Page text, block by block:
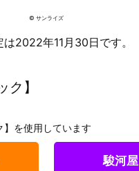
© サンライズ
2022年11月30日です。
ク】
】を使用しています
駿河屋